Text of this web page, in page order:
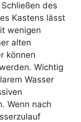
des
Kastens lässt
wenigen
alten
können
Wichtig
Wasser
Wenn nach